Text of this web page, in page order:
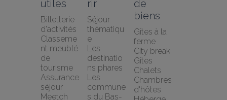
utiles
Billetterie
d'activités
Classeme
nt meublé
de
tourisme
Assurance
séjour
Meetch
rir
Séjour
thématiqu
e
Les
destinatio
ns phares
Les
commune
s du Bas-
de
biens
Gîtes à la
ferme
City break
Gîtes
Chalets
Chambres
d'hôtes